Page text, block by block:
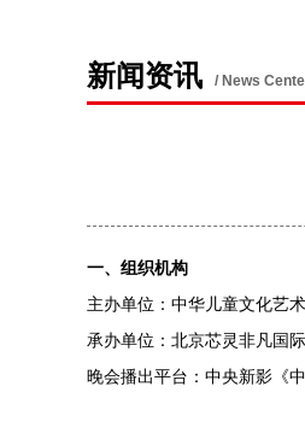
新闻资讯 / News
一、组织机构
主办单位：中华儿童文化艺
承办单位：北京芯灵非凡国
晚会播出平台：中央新影《